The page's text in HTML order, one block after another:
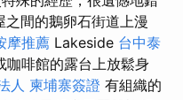
之間的鵝卵石街道上漫
摩推薦 Lakeside 台中泰
啡館的露台上放鬆身
人 柬埔寨簽證 有組織的